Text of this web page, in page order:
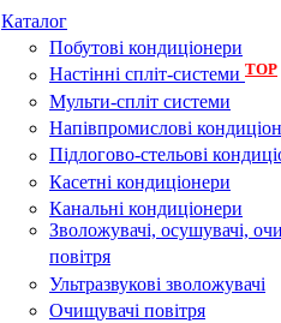
Каталог
Побутові кондиціонери
Настінні спліт-системи TOP
Мульти-спліт системи
Напівпромислові
Підлогово-стельові
Касетні кондиціонери
Канальні кондиціонери
Зволожувачі, осушувачі,
повітря
Ультразвукові зволожувачі
Очищувачі повітря